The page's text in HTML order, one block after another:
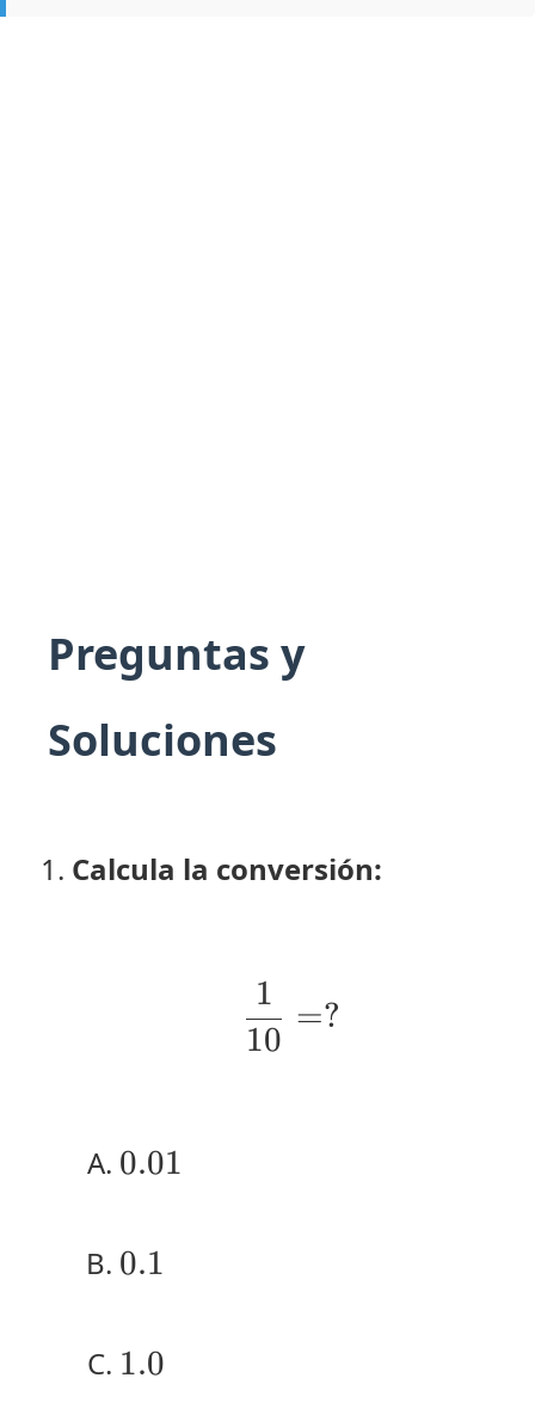
Preguntas y
Soluciones
Calcula la conversión:
\frac{1}{10} =
10
1
=?
0.01
0.1
1.0